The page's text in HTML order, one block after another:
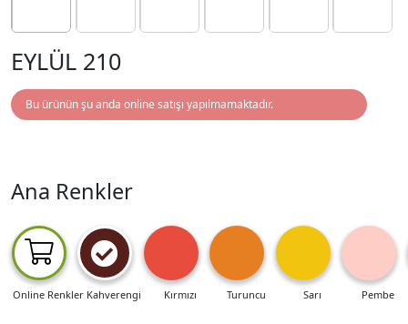
EYLÜL 210
Bu ürünün şu anda online satışı yapılmamaktadır.
Ana Renkler
Online Renkler Kahverengi Kırmızı Turuncu Sarı Pembe